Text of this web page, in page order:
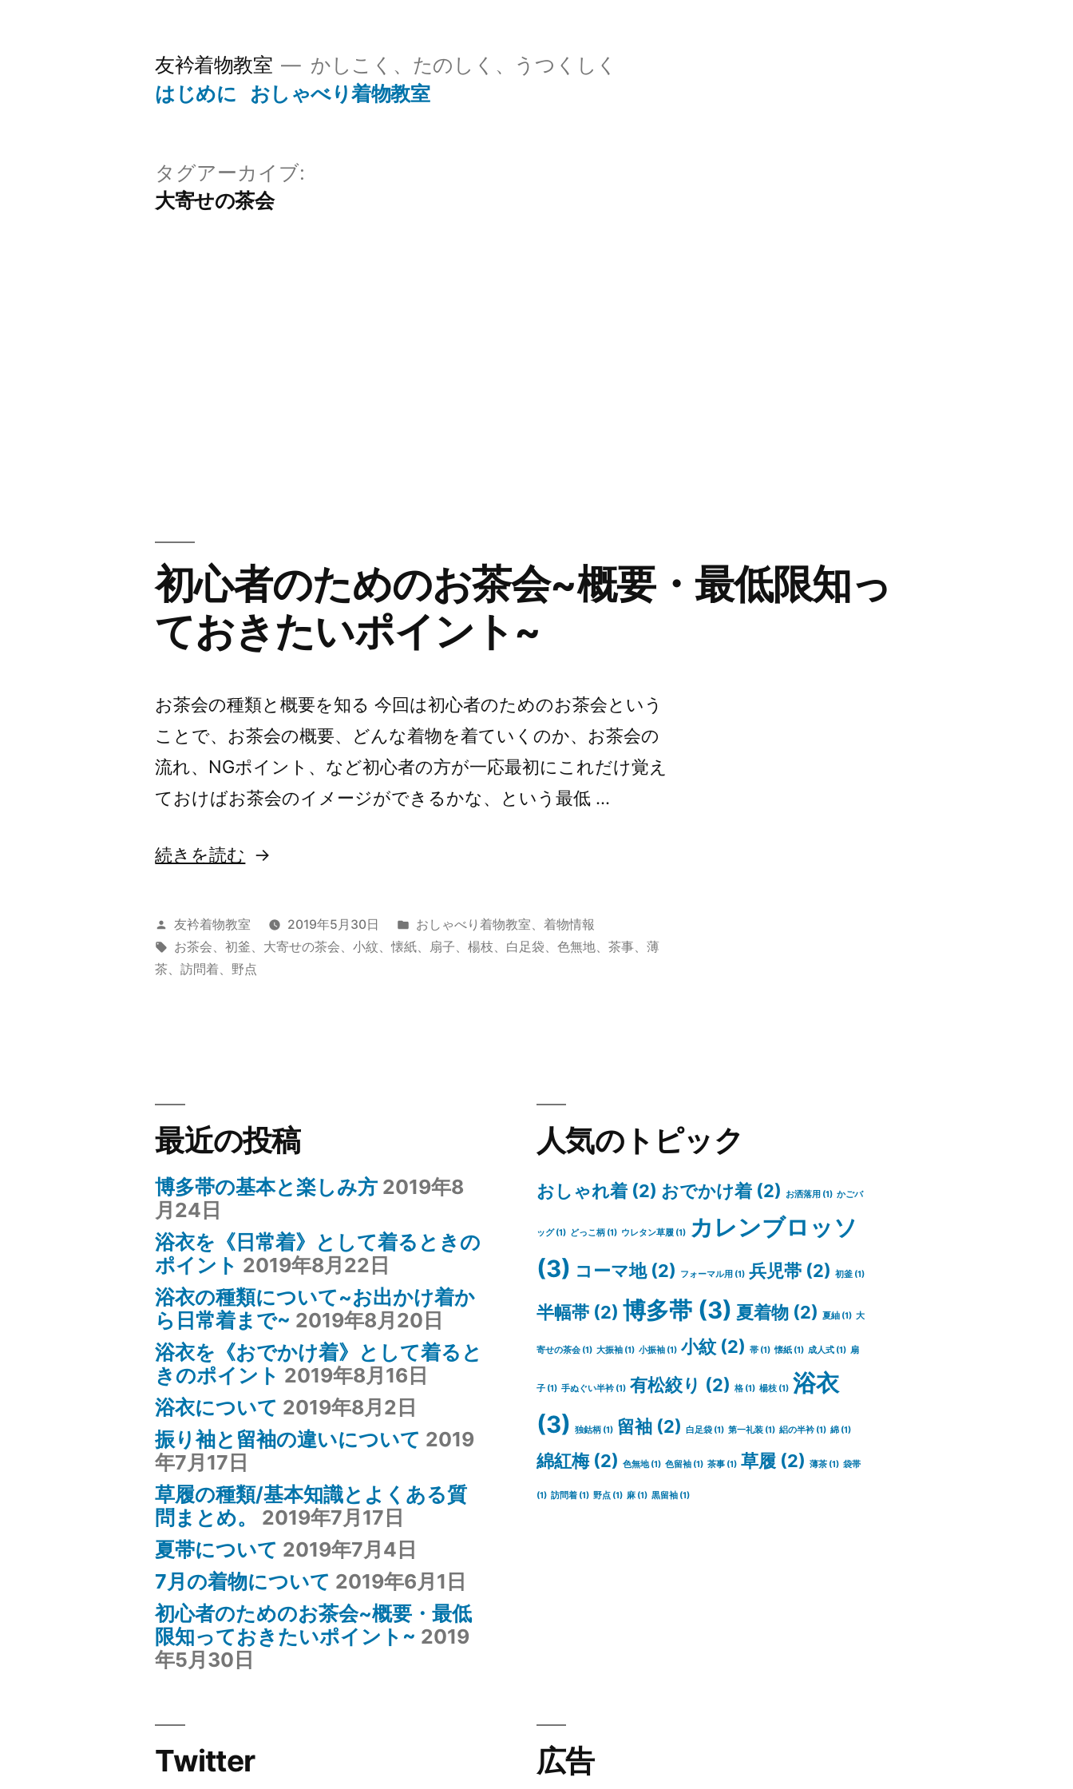
友衿着物教室
かしこく、たのしく、うつくしく
はじめに
おしゃべり着物教室
タグアーカイブ:
大寄せの茶会
初心者のためのお茶会~概要・最低限知っ
ておきたいポイント~
お茶会の種類と概要を知る 今回は初心者のためのお茶会という
ことで、お茶会の概要、どんな着物を着ていくのか、お茶会の
流れ、NGポイント、など初心者の方が一応最初にこれだけ覚え
ておけばお茶会のイメージができるかな、という最低 …
“初
者
の
た
茶
会
概
要・
最
低
限
知
っ
て
お
き
た
い
ポ
イ
ン
ト
の
続きを読む
投
稿
者:
友衿着物教室 2019年5月30日
カ
テ
おしゃべり着物教室
着物情報
タ
グ:
お茶会 、初釜 大寄せの茶会 、小紋 、懐紙 扇子 、楊枝 白足袋 、色無地 、茶事 、薄
茶 、訪問着 野点
最近の投稿
博多帯の基本と楽しみ方 2019年8
月24日
浴衣を《日常着》として着るときの
ポイント 2019年8月22日
浴衣の種類について~お出かけ着か
ら日常着まで~ 2019年8月20日
浴衣を《おでかけ着》として着ると
きのポイント 2019年8月16日
浴衣について 2019年8月2日
振り袖と留袖の違いについて 2019
年7月17日
草履の種類/基本知識とよくある質
問まとめ。
2019年7月17日
夏帯について 2019年7月4日
7月の着物について 2019年6月1日
初心者のためのお茶会~概要・最低
限知っておきたいポイント~ 2019
年5月30日
人気のトピック
おしゃれ着 (2) おでかけ着 (2) お洒落用 (1) かごバ
ッグ(1) どっこ柄 (1) ウレタン草履 (1)
カレンブロッソ
(3) コーマ地(2) フォーマル用 (1) 兵児帯 (2) 初釜 (1)
半幅帯 (2) 博多帯 (3) 夏着物 (2) 夏紬 (1) 大
寄せの茶会 (1) 大振袖 (1) 小振袖 (1) 小紋 (2) 帯 (1) 懐紙 (1) 成人式 (1) 扇
子 (1) 手ぬぐい半衿 (1) 有松絞り (2) 格 (1) 楊枝 (1) 浴衣
(3) 独鈷柄 (1) 留袖 (2) 白足袋 (1) 第一礼装 (1) 絽の半衿 (1) 綿 (1)
綿紅梅(2) 色無地(1) 色留袖 (1) 茶事 (1) 草履 (2) 薄茶 (1) 袋帯
(1) 訪問着 (1) 野点 (1) 麻 (1) 黒留袖 (1)
Twitter 広告